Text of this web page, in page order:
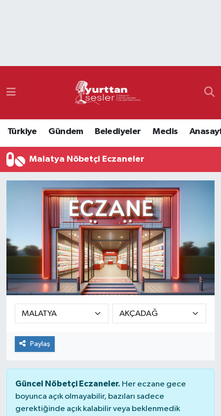
Türkiye Gündem Belediyeler Meclis
Malatya Nöbetçi Eczaneler
Paylaş
Güncel Nöbetçi Eczaneler. Her eczane gece
boyunca açık olmayabilir, bazıları sadece
gerektiğinde açık kalabilir veya beklenmedik
Namaz Vakitleri
Süper Lig Puan Durumu ve Fikstür
Tüm Manşetler
Son Dakika Haberleri
Haber Arşivi